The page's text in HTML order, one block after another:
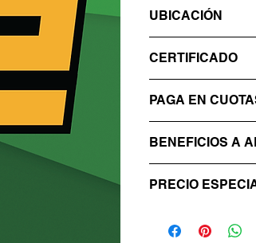
duración del
UBICACIÓN
CERTIFICADO
examen incluido.
PAGA EN
BENEFICIOS A
descuento durante
PRECIO